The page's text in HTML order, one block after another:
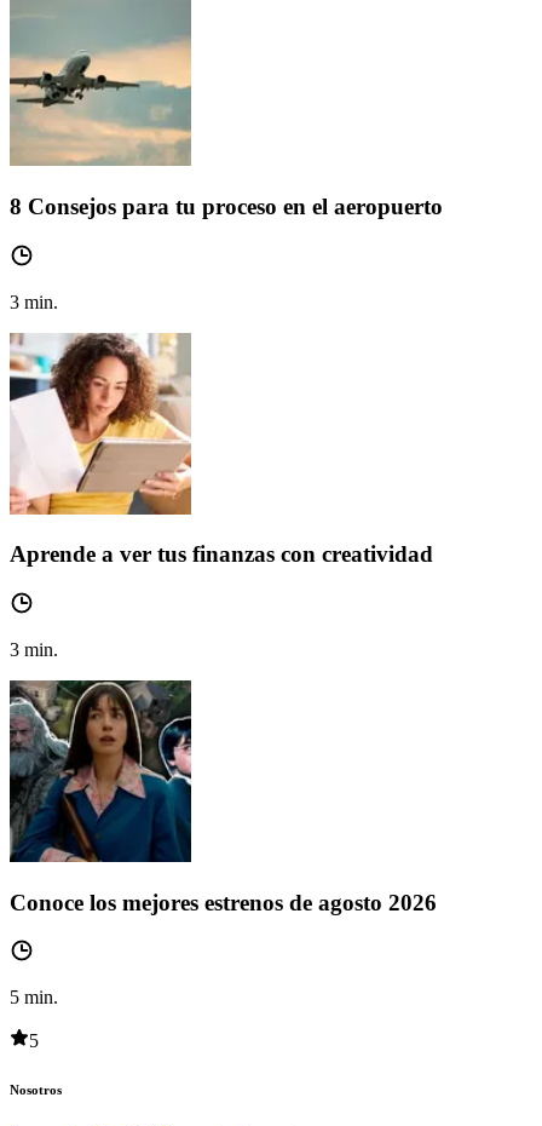
8 Consejos para tu proceso en el aeropuerto
3 min.
Aprende a ver tus finanzas con creatividad
3 min.
Conoce los mejores estrenos de agosto 2026
5 min.
5
Nosotros